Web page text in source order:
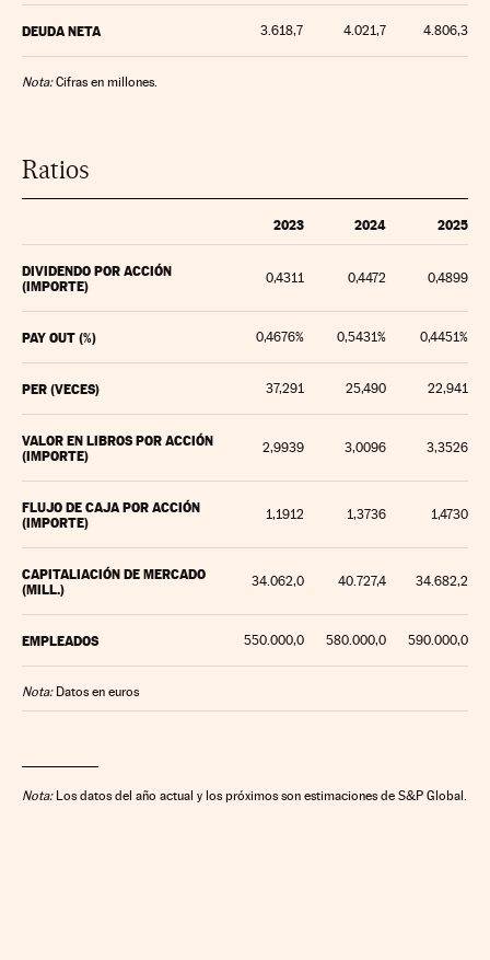
DEUDA NETA 3.618,7 4.021,7 4.806,3
Nota:Cifras en millones.
Ratios
2023 2024 2025
DIVIDENDO POR ACCIÓN
(IMPORTE)
0,4311 0,4472 0,4899
PAY OUT (%) 0,4676% 0,5431% 0,4451%
PER (VECES) 37,291 25,490 22,941
VALOR EN LIBROS POR ACCIÓN
(IMPORTE)
2,9939 3,0096 3,3526
FLUJO DE CAJA POR ACCIÓN
(IMPORTE)
1,1912 1,3736 1,4730
CAPITALIACIÓN DE MERCADO
(MILL.)
34.062,0 40.727,4 34.682,2
EMPLEADOS 550.000,0 580.000,0 590.000,0
Nota:Datos en euros
Nota:Los datos del año actual y los próximos son estimaciones de S&P Global.